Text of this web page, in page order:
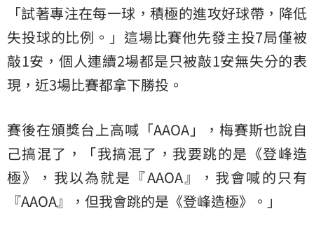
「試著專注在每一球，積極的進攻好球帶，降低
失投球的比例。」這場比賽他先發主投7局僅被
敲1安，個人連續2場都是只被敲1安無失分的表
現，近3場比賽都拿下勝投。
賽後在頒獎台上高喊「AAOA」，梅賽斯也說自
己搞混了，「我搞混了，我要跳的是《登峰造
極》，我以為就是『AAOA』，我會喊的只有
『AAOA』，但我會跳的是《登峰造極》。」